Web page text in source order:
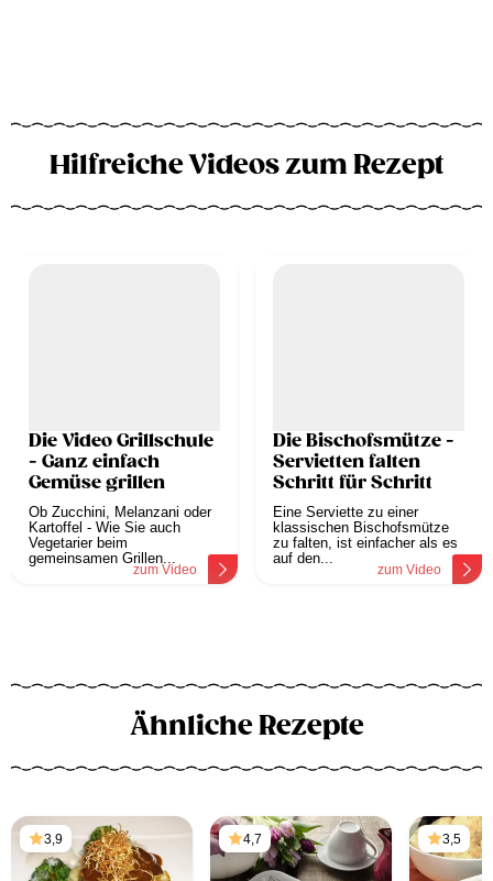
Hilfreiche Videos zum Rezept
Die Video Grillschule
- Ganz einfach
Gemüse grillen
Ob Zucchini, Melanzani oder
Kartoffel - Wie Sie auch
Vegetarier beim
gemeinsamen Grillen...
zum Video
Die Bischofsmütze -
Servietten falten
Schritt für Schritt
Eine Serviette zu einer
klassischen Bischofsmütze
zu falten, ist einfacher als es
auf den...
zum Video
Ähnliche Rezepte
3,9 4,7 3,5